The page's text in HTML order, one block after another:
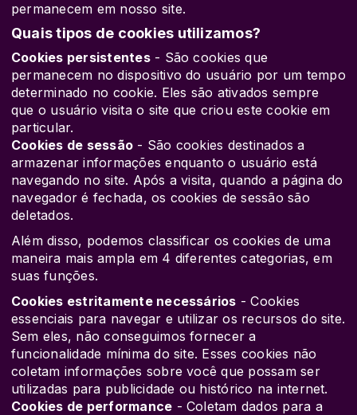
permanecem em nosso site.
Quais tipos de cookies utilizamos?
Cookies persistentes- São cookies que
permanecem no dispositivo do usuário por um tempo
determinado no cookie. Eles são ativados sempre
que o usuário visita o site que criou este cookie em
particular.
Cookies de sessão - São cookies destinados a
armazenar informações enquanto o usuário está
navegando no site. Após a visita, quando a página do
navegador é fechada, os cookies de sessão são
deletados.
Além disso, podemos classificar os cookies de uma
maneira mais ampla em 4 diferentes categorias, em
suas funções.
Cookies estritamente necessários - Cookies
essenciais para navegar e utilizar os recursos do site.
Sem eles, não conseguimos fornecer a
funcionalidade mínima do site. Esses cookies não
coletam informações sobre você que possam ser
utilizadas para publicidade ou histórico na internet.
Cookies de performance - Coletam dados para a